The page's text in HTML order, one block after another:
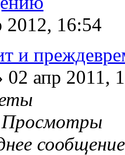
2012, 16:54
и
02 апр 2011,
Просмотры